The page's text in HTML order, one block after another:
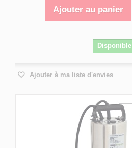
Ajouter au panier
Disponible
Ajouter à ma liste d'envies